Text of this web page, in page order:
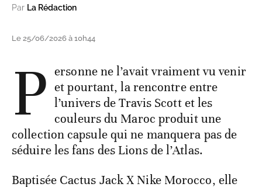
Par La Rédaction
Le 25/06/2026 à 10h44
P ersonne ne l’avait vraiment vu venir
et pourtant, la rencontre entre
l’univers de Travis Scott et les
couleurs du Maroc produit une
collection capsule qui ne manquera pas de
séduire les fans des Lions de l’Atlas.
Baptisée Cactus Jack X Nike Morocco, elle